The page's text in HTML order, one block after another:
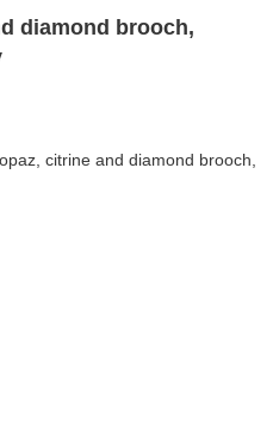
diamond brooch,